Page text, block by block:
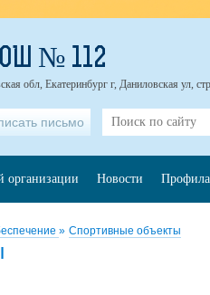
» Спортивные объекты
№ 112
обл, Екатеринбург г, Даниловская ул,
письмо
организации Новости